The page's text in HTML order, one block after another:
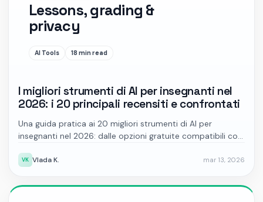
Lessons, grading &
privacy
AI Tools 18 min read
I migliori strumenti di AI per insegnanti nel
2026: i 20 principali recensiti e confrontati
Una guida pratica ai 20 migliori strumenti di AI per
insegnanti nel 2026: dalle opzioni gratuite compatibili con
con prezzi, pro, contro e note sulla conformità.
VK Vlada K. mar 13, 2026